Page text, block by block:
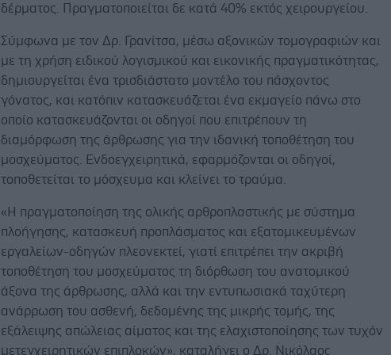
δέρματος. Πραγματοποιείται δε κατά 40% εκτός χειρουργείου.
Σύμφωνα με τον Δρ. Γρανίτσα, μέσω αξονικών τομογραφιών και
με τη χρήση ειδικού λογισμικού και εικονικής πραγματικότητας,
δημιουργείται ένα τρισδιάστατο μοντέλο του πάσχοντος
γόνατος, και κατόπιν κατασκευάζεται ένα εκμαγείο πάνω στο
οποίο κατασκευάζονται οι οδηγοί που επιτρέπουν τη
διαμόρφωση της άρθρωσης για την ιδανική τοποθέτηση του
μοσχεύματος. Ενδοεγχειρητικά, εφαρμόζονται οι οδηγοί,
τοποθετείται το μόσχευμα και κλείνει το τραύμα.
«Η πραγματοποίηση της ολικής αρθροπλαστικής με σύστημα
πλοήγησης, κατασκευή προπλάσματος και εξατομικευμένων
εργαλείων-οδηγών πλεονεκτεί, γιατί επιτρέπει την ακριβή
τοποθέτηση του μοσχεύματος τη διόρθωση του ανατομικού
άξονα της άρθρωσης, αλλά και την εντυπωσιακά ταχύτερη
ανάρρωση του ασθενή, δεδομένης της μικρής τομής, της
εξάλειψης απώλειας αίματος και της ελαχιστοποίησης των τυχόν
μετεγχειρητικών επιπλοκών», καταλήγει ο Δρ. Νικόλαος